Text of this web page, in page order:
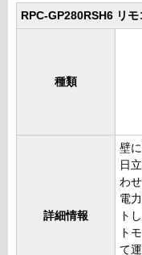
RPC-GP280RSH6 リ
種類
詳細情報
壁
日
わ
電
ト
ト
て